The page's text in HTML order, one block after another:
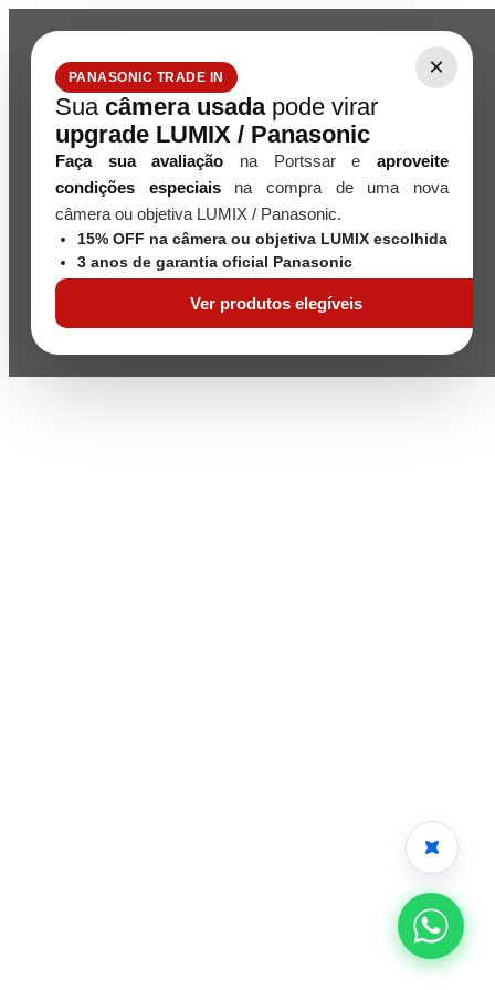
×
PANASONIC TRADE IN
Sua câmera usadapode virar
upgrade LUMIX / Panasonic
Faça sua avaliação na Portssar eaproveite
condições especiaisna compra de uma nova
câmera ou objetiva LUMIX / Panasonic.
15% OFF na câmera ou objetiva LUMIX escolhida
3 anos de garantia oficial Panasonic
Ver produtos elegíveis